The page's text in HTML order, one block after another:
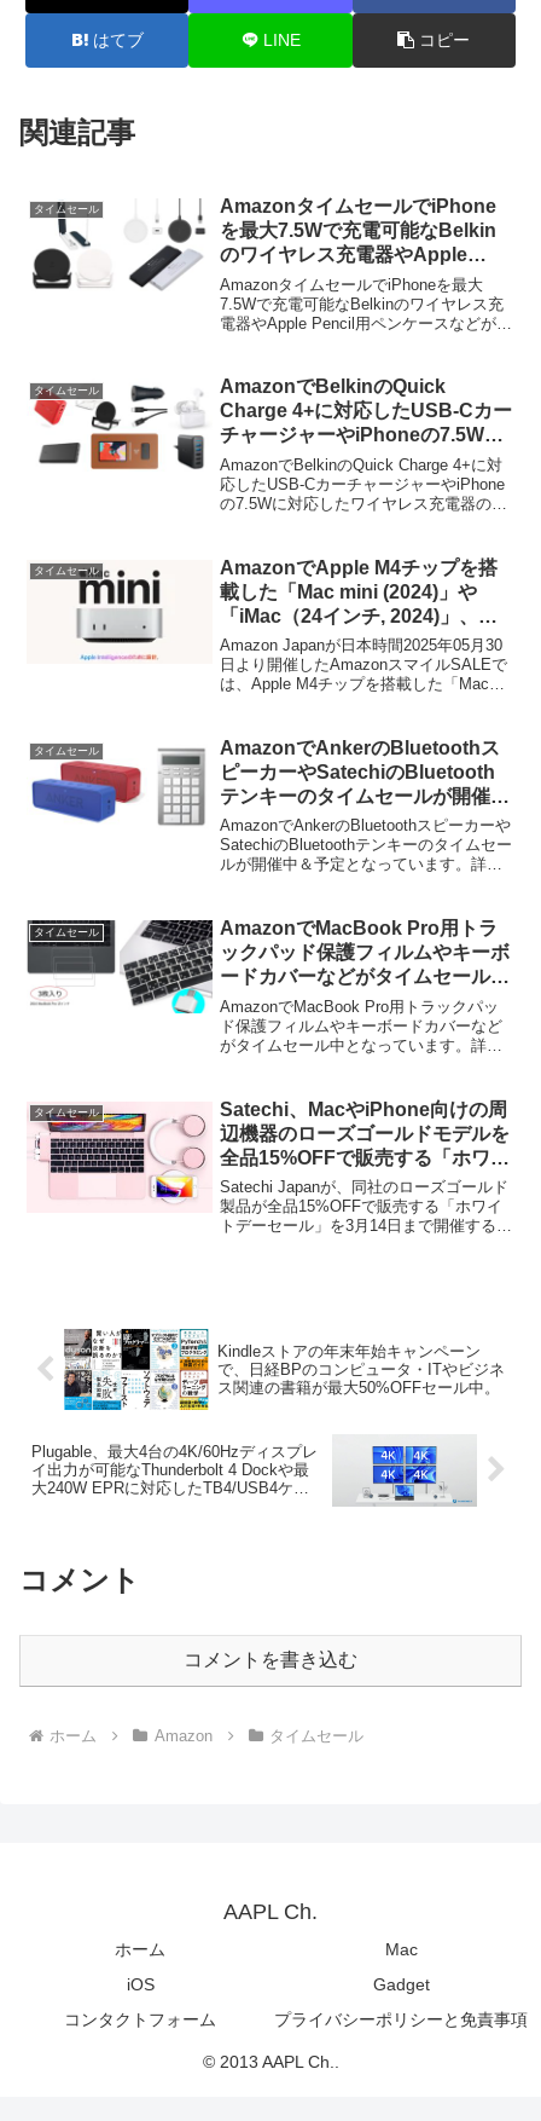
はてブ LINE コピー
関連記事
タイムセール
AmazonタイムセールでiPhone
を最大7.5Wで充電可能なBelkin
のワイヤレス充電器やApple
Pencil用ペンケースなどが特別価
格で販売中。
AmazonタイムセールでiPhoneを最大
7.5Wで充電可能なBelkinのワイヤレス充
電器やApple Pencil用ペンケースなどが特
タイムセール
AmazonでBelkinのQuick
Charge 4+に対応したUSB-Cカー
チャージャーやiPhoneの7.5Wに
対応したワイヤレス充電器のタイ
ムセール、Satechiのお盆セール
などが開催中。
AmazonでBelkinのQuick Charge 4+に対
応したUSB-CカーチャージャーやiPhone
の7.5Wに対応したワイヤレス充電器のタ
タイムセール
AmazonでApple M4チップを搭
載した「Mac mini (2024)」や
「iMac（24インチ, 2024)」、
「MacBook Air/Pro」などが再び
5%OFFセール中。
Amazon Japanが日本時間2025年05月30
日より開催したAmazonスマイルSALEで
は、Apple M4チップを搭載した「Mac
初セールとなっていましたが、このM4チ
ップを搭載したMacの5%OFFセールが再
開されています。
タイムセール
AmazonでAnkerのBluetoothス
ピーカーやSatechiのBluetooth
テンキーのタイムセールが開催
中。
AmazonでAnkerのBluetoothスピーカーや
SatechiのBluetoothテンキーのタイムセー
ルが開催中＆予定となっています。詳細
タイムセール
AmazonでMacBook Pro用トラ
ックパッド保護フィルムやキーボ
ードカバーなどがタイムセール
中。
AmazonでMacBook Pro用トラックパッ
ド保護フィルムやキーボードカバーなど
がタイムセール中となっています。詳細
タイムセール
Satechi、MacやiPhone向けの周
辺機器のローズゴールドモデルを
全品15%OFFで販売する「ホワイ
トデーセール」を3月14日まで開
催。
Satechi Japanが、同社のローズゴールド
製品が全品15%OFFで販売する「ホワイ
トデーセール」を3月14日まで開催すると
Kindleストアの年末年始キャンペーン
で、日経BPのコンピュータ・ITやビジネ
ス関連の書籍が最大50%OFFセール中。
Plugable、最大4台の4K/60Hzディスプレ
イ出力が可能なThunderbolt 4 Dockや最
大240W EPRに対応したTB4/USB4ケー
コメント
コメントを書き込む
ホーム Amazon タイムセール
AAPL Ch.
ホーム
Mac
iOS
Gadget
コンタクトフォーム
プライバシーポリシーと免責事項
© 2013 AAPL Ch..